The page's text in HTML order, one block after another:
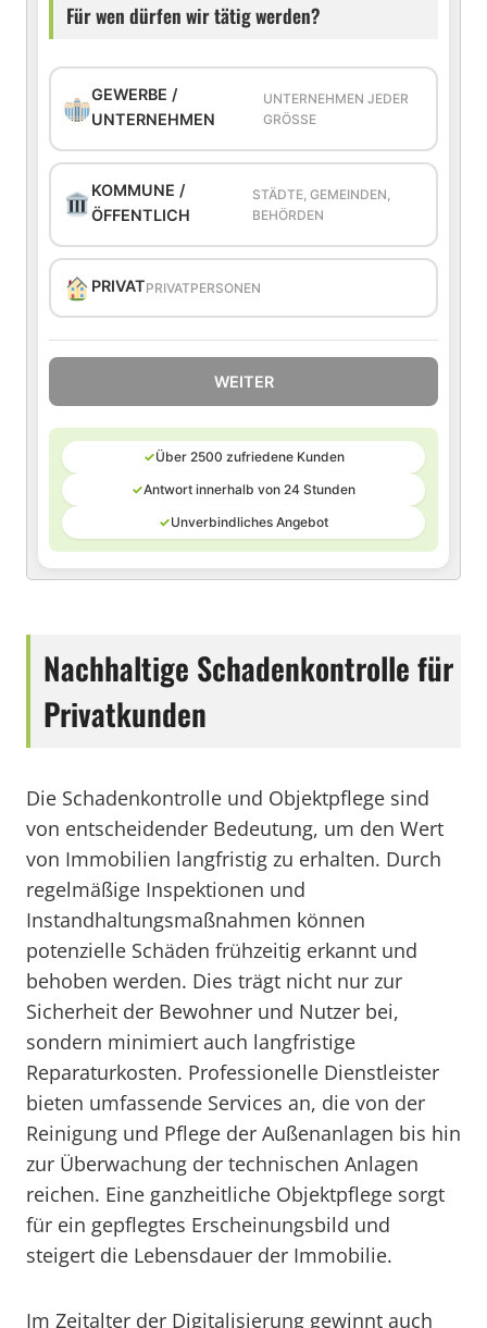
Für wen dürfen wir tätig werden?
GEWERBE /
UNTERNEHMEN
UNTERNEHMEN JEDER
GRÖSSE
KOMMUNE /
ÖFFENTLICH
STÄDTE, GEMEINDEN,
BEHÖRDEN
PRIVATPRIVATPERSONEN
WEITER
✓Über 2500 zufriedene Kunden
✓Antwort innerhalb von 24 Stunden
✓Unverbindliches Angebot
Nachhaltige Schadenkontrolle für
Privatkunden
Die Schadenkontrolle und Objektpflege sind
von entscheidender Bedeutung, um den Wert
von Immobilien langfristig zu erhalten. Durch
regelmäßige Inspektionen und
Instandhaltungsmaßnahmen können
potenzielle Schäden frühzeitig erkannt und
behoben werden. Dies trägt nicht nur zur
Sicherheit der Bewohner und Nutzer bei,
sondern minimiert auch langfristige
Reparaturkosten. Professionelle Dienstleister
bieten umfassende Services an, die von der
Reinigung und Pflege der Außenanlagen bis hin
zur Überwachung der technischen Anlagen
reichen. Eine ganzheitliche Objektpflege sorgt
für ein gepflegtes Erscheinungsbild und
steigert die Lebensdauer der Immobilie.
Im Zeitalter der Digitalisierung gewinnt auch